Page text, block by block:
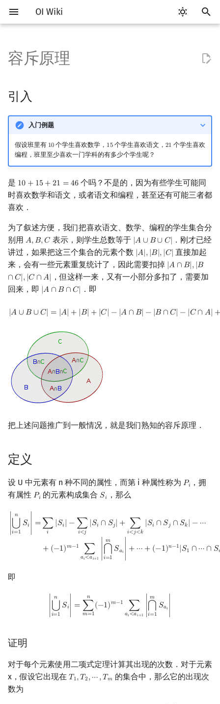
OI Wiki
入
以
始
Getting Started
关于本项目
如何参与
OI Wiki 不是什么
格式手册
数学符号表
F.A.Q.
镜像站列表
致谢
比赛相关简介
赛事
题型
学习路线
学习资源
技巧
常见错误
常见技巧
出题
工具软件简介
代码编辑工具
VS Code
Atom
Eclipse
Notepad++
Dev-C++
CLion
Geany
Xcode
评测工具 Cena
CCR Plus
Lemon
命令行
命令行编译与调试
编译器
WSL (Windows 10)
Special Judge
Testlib
Generator
Validator
Interactor
Checker
Polygon
OJ 工具
LaTeX 入门
语言基础简介
C++ 基础
变量
运算
流程控制语句
高级数据类型
文件操作
C++ 标准库 STL 算法
bitset
string
pair
C++ 进阶
值类别
重载运算符
引用
常量
Lambda 表达式
pb_ds
编译优化
C++ 与其他常用语言的区别
Pascal 转 C++ 急救
Python 速成
Java 速成
Java 进阶
算法基础简介
复杂度
枚举
模拟
递归 & 分治
贪心
排序
冒泡排序
插入排序
计数排序
基数排序
归并排序
堆排序
桶排序
希尔排序
前缀和 & 差分
二分
倍增
构造
搜索部分简介
DFS（搜索）
BFS（搜索）
双向搜索
启发式搜索
A*
迭代加深搜索
IDA*
回溯法
Dancing Links
Alpha–Beta 剪枝
动态规划部分简介
动态规划基础
记忆化搜索
背包 DP
区间 DP
DAG 上的 DP
树形 DP
状压 DP
数位 DP
插头 DP
计数 DP
概率 DP
DP 套 DP
DP 优化
斜率优化
四边形不等式优化
Slope Trick 优化
WQS 二分
其它 DP 方法
字符串部分简介
字符串基础
标准库
字符串匹配
字符串哈希
字典树 (Trie)
前缀函数与 KMP 算法
Boyer–Moore 算法
Z 函数（扩展 KMP）
AC 自动机
后缀数组 (SA)
后缀自动机 (SAM)
后缀平衡树
广义后缀自动机
后缀树
Manacher
回文树
序列自动机
最小表示法
Lyndon 分解
Main–Lorentz 算法
数字系统简介
进位制
平衡三进制
格雷码
数论基础
模算术简介
素数
最大公约数
欧拉函数
筛法
分解质因数
裴蜀定理 & 一次不定方程
费马小定理 & 欧拉定理
模逆元
线性同余方程
中国剩余定理
升幂引理
阶乘取模
卢卡斯定理
同余方程
二次剩余
阶 & 原根
离散对数
高次剩余 & 单位根
狄利克雷卷积
莫比乌斯反演
Powerful Number 筛
Min_25 筛
洲阁筛
多项式与生成函数简介
代数基本定理
快速傅里叶变换
快速数论变换
快速沃尔什变换
Chirp Z 变换
多项式牛顿迭代
多项式多点求值|快速插值
多项式初等函数
常系数齐次线性递推
多项式平移|连续点值平移
符号化方法
Lagrange 反演
形式幂级数复合|复合逆
普通生成函数
指数生成函数
引入
定义
证明
补集
不定方程非负整数解计数
没有限制时
容斥模型
HAOI2008 硬币购物
完全图子图染色问题
数学形式
容斥模型
数论中的容斥
容斥原理求最大公约数为 k
的数对个数
证明
推论
DAG 计数
直接 DP
PKUWC2018 随机游走
参考文献
线性代数简介
向量
内积和外积
矩阵
初等变换
行列式
线性空间
线性基
线性映射
特征多项式
对角化
Jordan标准型
线性规划基础
单纯形法
基本概念
群论
环论
域论
Schreier–Sims 算法
基本概念
条件概率与独立性
随机变量
随机变量的数字特征
概率不等式
博弈论简介
公平组合游戏
零和游戏
非公平组合游戏
插值
数值积分
高斯消元
牛顿迭代法
数据结构部分简介
栈
队列
链表
哈希表
并查集
堆
配对堆
左偏树
块状数据结构
块状链表
树分块
Sqrt Tree
单调栈
单调队列
ST 表
线段树
李超线段树
猫树
区间最值操作 & 区间历史
Kinetic Tournament Tree
划分树
二叉搜索树 & 平衡树
Splay 树
WBLT
替罪羊树
笛卡尔树
AVL 树
红黑树
左偏红黑树
AA 树
跳表
可持久化数据结构
可持久化块状数组
可持久化平衡树
可持久化字典树
可持久化可并堆
树套树
线段树套平衡树
树状数组套权值线段树
分块套树状数组
K-D Tree
动态树
Euler Tour Tree
Top Tree
PQ 树
图论部分简介
图论相关概念
图的存储
DFS（图论）
BFS（图论）
树上问题
树的中心
树的重心
最近公共祖先
树链剖分
虚树
树分治
动态树分治
AHU 算法
有向无环图
拓扑排序
最短路问题
k 短路
同余最短路
生成树问题
最小直径生成树
斯坦纳树
连通性相关
割点和桥
圆方树
点/边连通度
环计数问题
最小环
2-SAT
欧拉图
哈密顿图
二分图
平面图
图的着色
最小割
费用流
上下界网络流
Stoer–Wagner 算法
二分图最大权匹配
一般图最大匹配
一般图最大权匹配
稳定匹配
Prüfer 序列
矩阵树定理
LGV 引理
计算几何部分简介
二维计算几何基础
三维计算几何基础
距离
Pick 定理
三角剖分
凸包
扫描线
旋转卡壳
半平面交
平面最近点对
随机增量法
反演变换
计算几何杂项
杂项简介
离散化
双指针
离线算法
整体二分
莫队算法
分数规划
随机化
爬山算法
模拟退火
悬线法
有限状态自动机
计算理论基础
字节顺序
约瑟夫问题
表达式求值
在一台机器上规划任务
主元素问题
Garsia–Wachs 算法
15-puzzle
Kahan 求和
珂朵莉树/颜色段均摊
空间优化简介
RMQ
并查集应用
括号序列
线段树与离线询问
容斥原理
引入
入门例题
假设班里有 10
10 个学生喜欢数学， 15
15 个学生喜欢语文，21
21 个学生喜欢
编程，班里至少喜欢一门学科的有多少个学生呢？
是 10 + 15+21 = 46
10 +15+21= 46
个吗？不是的，因为有些学生可能同
时喜欢数学和语文，或者语文和编程，甚至还有可能三者都
喜欢．
为了叙述方便，我们把喜欢语文、数学、编程的学生集合分
别用 𝐴,𝐵,𝐶
A,B,C 表示，则学生总数等于 |𝐴 ∪ 𝐵∪ 𝐶|
|A∪B∪C |
．刚才已经
讲过，如果把这三个集合的元素个数 |𝐴|,|𝐵|,|𝐶|
|A| , B| ,| C| 直接加起
来，会有一些元素重复统计了，因此需要扣掉 |𝐴 ∩ 𝐵|,|𝐵
∩𝐶|,|𝐶 ∩𝐴|
|A∩B|, |B ∩
，但这样一来，又有一小部分多扣了，需要加
回来，即 |𝐴 ∩ 𝐵 ∩𝐶|
|A∩B∩ C| ．即
|𝐴 ∪ 𝐵 ∪𝐶| = |𝐴| + |𝐵| + |𝐶| − |𝐴 ∩ 𝐵| − |𝐵 ∩𝐶| − |𝐶 ∩ 𝐴| +
| A ∪B ∪C| =| A |+| B + |C − |A∩ − |B∩ C| C∩A|+|A B∩C|
把上述问题推广到一般情况，就是我们熟知的容斥原理．
定义
设 U 中元素有 n 种不同的属性，而第 i 种属性称为 𝑃𝑖
Pi ，拥
有属性 𝑃𝑖
Pi 的元素构成集合 𝑆𝑖
Si ，那么
𝑛
⋃
𝑖=1
𝑆𝑖 =∑
𝑖
|𝑆𝑖| − ∑
𝑖<𝑗
|𝑆𝑖 ∩ 𝑆𝑗| + ∑
𝑖<𝑗<𝑘
|𝑆𝑖 ∩ 𝑆𝑗 ∩ 𝑆𝑘| − ⋯
+ (−1)𝑚−1 ∑
𝑎𝑖<𝑎𝑖+1
𝑚
⋂
𝑖=1
𝑆𝑎𝑖 + ⋯ + (−1)𝑛−1|𝑆1 ∩ ⋯ ∩ 𝑆
⋃i= =∑i| <j|S |Si∩
即
𝑛
⋃
𝑖=1
𝑆𝑖 =
𝑛
∑
𝑚=1
(−1)𝑚−1 ∑
𝑎𝑖 <𝑎𝑖+1
𝑚
⋂
𝑖=1
𝑆𝑎𝑖
nS =1n ∑ <ai ⋂
证明
对于每个元素使用二项式定理计算其出现的次数．对于元素
x，假设它出现在 𝑇 1,𝑇 2,⋯,𝑇𝑚
T1,T2,⋯Tm
的集合中，那么它的出现次
数为